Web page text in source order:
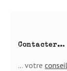
Contacter…
… votre